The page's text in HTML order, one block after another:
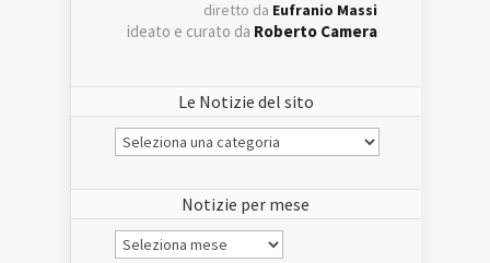
diretto da Eufranio Massi
ideato e curato da Roberto Camera
Le Notizie del sito
Le
Notizie
Notizie per mese
Notizie
per